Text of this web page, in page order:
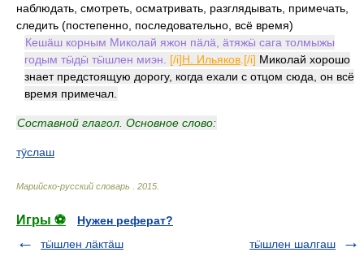
наблюдать, смотреть, осматривать, разглядывать, примечать,
следить (постепенно, последовательно, всё время)
Кешӓш корным Миколай яжон пӓлӓ, ӓтяжӹ сага толмыжы
годым тӹдӹ тӹшлен миэн.
[/i]Н. Ильяков .[/i] Миколай хорошо
знает предстоящую дорогу, когда ехали с отцом сюда, он всё
время примечал.
Составной глагол. Основное слово:
тӱслаш
Марийско-русский словарь 2015
Игры ⚽
Нужен реферат?
тӹшлен лӓктӓш
тӹшлен шалгаш